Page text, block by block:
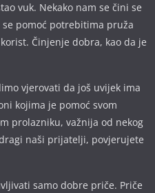
vuk. Nekako nam se čini se
pomoć potrebitima pruža
Činjenje dobra, kao da je
vjerovati da još uvijek ima
kojima je pomoć svom
prolazniku, važnija od nekog
naši prijatelji, povjerujete
samo dobre priče. Priče